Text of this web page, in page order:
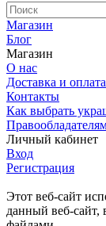
Магазин
Блог
Магазин
О нас
Доставка и оплата
Контакты
Как выбрать
Личный кабинет
Вход
Регистрация
Этот веб-сайт
данный веб-сайт,